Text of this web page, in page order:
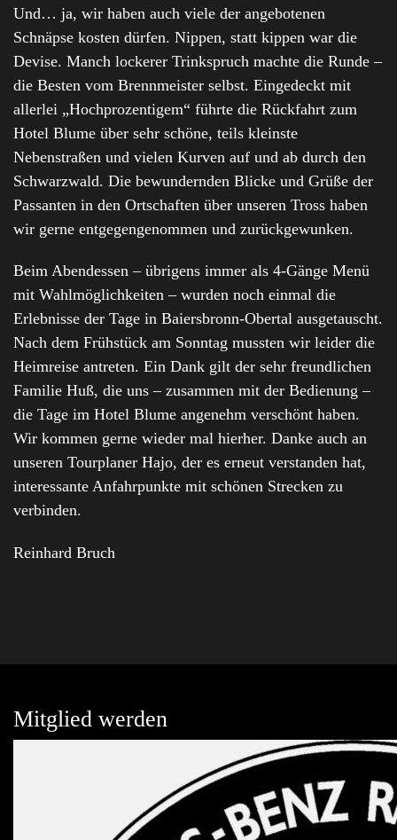
Und… ja, wir haben auch viele der angebotenen
Schnäpse kosten dürfen. Nippen, statt kippen war die
Devise. Manch lockerer Trinkspruch machte die Runde –
die Besten vom Brennmeister selbst. Eingedeckt mit
allerlei „Hochprozentigem“ führte die Rückfahrt zum
Hotel Blume über sehr schöne, teils kleinste
Nebenstraßen und vielen Kurven auf und ab durch den
Schwarzwald. Die bewundernden Blicke und Grüße der
Passanten in den Ortschaften über unseren Tross haben
wir gerne entgegengenommen und zurückgewunken.
Beim Abendessen – übrigens immer als 4-Gänge Menü
mit Wahlmöglichkeiten – wurden noch einmal die
Erlebnisse der Tage in Baiersbronn-Obertal ausgetauscht.
Nach dem Frühstück am Sonntag mussten wir leider die
Heimreise antreten. Ein Dank gilt der sehr freundlichen
Familie Huß, die uns – zusammen mit der Bedienung –
die Tage im Hotel Blume angenehm verschönt haben.
Wir kommen gerne wieder mal hierher. Danke auch an
unseren Tourplaner Hajo, der es erneut verstanden hat,
interessante Anfahrpunkte mit schönen Strecken zu
verbinden.
Reinhard Bruch
Mitglied werden